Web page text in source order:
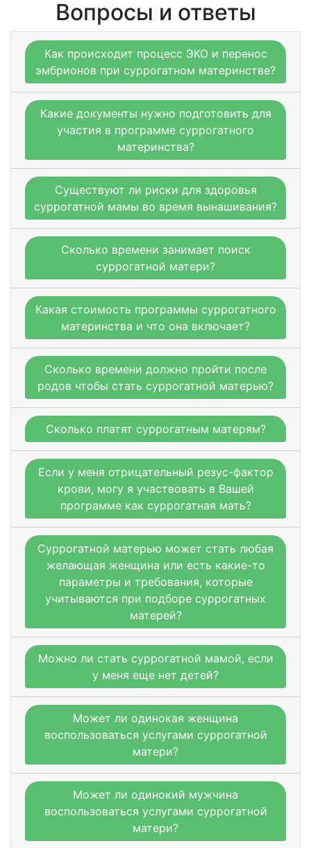
Вопросы и ответы
Как происходит процесс ЭКО и перенос
эмбрионов при суррогатном материнстве?
Какие документы нужно подготовить для
участия в программе суррогатного
материнства?
Существуют ли риски для здоровья
суррогатной мамы во время вынашивания?
Сколько времени занимает поиск
суррогатной матери?
Какая стоимость программы суррогатного
материнства и что она включает?
Сколько времени должно пройти после
родов чтобы стать суррогатной матерью?
Сколько платят суррогатным матерям?
Если у меня отрицательный резус-фактор
крови, могу я участвовать в Вашей
программе как суррогатная мать?
Суррогатной матерью может стать любая
желающая женщина или есть какие-то
параметры и требования, которые
учитываются при подборе суррогатных
матерей?
Можно ли стать суррогатной мамой, если
у меня еще нет детей?
Может ли одинокая женщина
воспользоваться услугами суррогатной
матери?
Может ли одинокий мужчина
воспользоваться услугами суррогатной
матери?